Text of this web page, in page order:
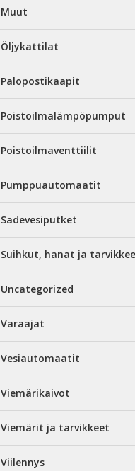
Muut
Öljykattilat
Palopostikaapit
Poistoilmalämpöpumput
Poistoilmaventtiilit
Pumppuautomaatit
Sadevesiputket
Suihkut, hanat ja
Uncategorized
Varaajat
Vesiautomaatit
Viemärikaivot
Viemärit ja tarvikkeet
Viilennys